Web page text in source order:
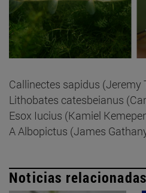
Callinectes sapidus (Jeremy
Lithobates catesbeianus
Esox Iucius (Kamiel
A Albopictus (James
Noticias relacionadas